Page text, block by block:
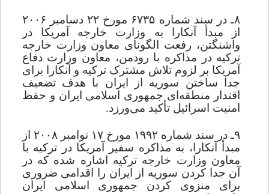
۸ـ در سند شماره ۶۷۳۵ مورخ ۲۲ دسامبر ۲۰۰۶
از مبدأ آنکارا به وزارت خارجه آمریکا در
واشنگتن، رفعت الگونای معاون وزارت خارجه
ترکیه در مذاکره با رودمن، معاون وزارت دفاع
آمریکا بر لزوم تلاش مشترک ترکیه و آنکارا برای
جدا ساختن سوریه از ایران با هدف تضعیف
اقتدار منطقه ای ‌جمهوری اسلامی ایران و حفظ
امنیت اسرائیل تأکید میورزد.
۹ـ در سند شماره ۱۹۹۲ مورخ ۱۷ نوامبر ۲۰۰۸ از
مبدأ آنکارا، به مذاکره سفیر آمریکا در ترکیه با
معاون وزارت خارجه ترکیه اشاره شده که در
آن جدا کردن سوریه از ایران را اقدامی ضروری
برای منزوی کردن جمهوری اسلامی ایران